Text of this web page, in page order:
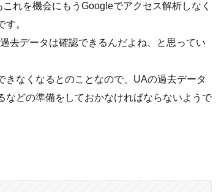
れを機会にもうGoogleでアクセス解析しなく
。
去データは確認できるんだよね、と思ってい
なくなるとのことなので、UAの過去データ
などの準備をしておかなければならないようで